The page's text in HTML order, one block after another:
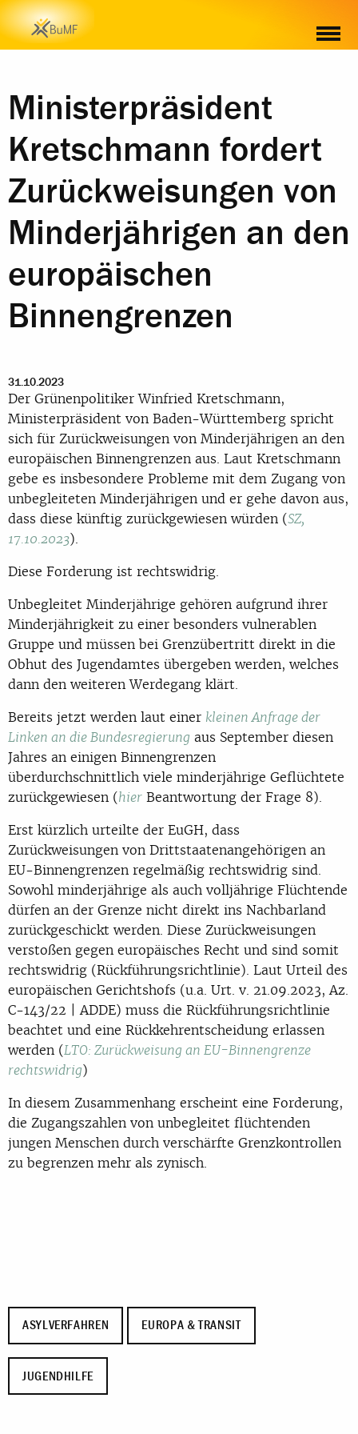
Ministerpräsident
Kretschmann fordert
Zurückweisungen von
Minderjährigen an den
europäischen
Binnengrenzen
31.10.2023
Der Grünenpolitiker Winfried Kretschmann,
Ministerpräsident von Baden-Württemberg spricht
sich für Zurückweisungen von Minderjährigen an den
europäischen Binnengrenzen aus. Laut Kretschmann
gebe es insbesondere Probleme mit dem Zugang von
unbegleiteten Minderjährigen und er gehe davon aus,
dass diese künftig zurückgewiesen würden (SZ,
17.10.2023).
Diese Forderung ist rechtswidrig.
Unbegleitet Minderjährige gehören aufgrund ihrer
Minderjährigkeit zu einer besonders vulnerablen
Gruppe und müssen bei Grenzübertritt direkt in die
Obhut des Jugendamtes übergeben werden, welches
dann den weiteren Werdegang klärt.
Bereits jetzt werden laut einer kleinen Anfrage der
Linken an die Bundesregierung aus September diesen
Jahres an einigen Binnengrenzen
überdurchschnittlich viele minderjährige Geflüchtete
zurückgewiesen (hier Beantwortung der Frage 8).
Erst kürzlich urteilte der EuGH, dass
Zurückweisungen von Drittstaatenangehörigen an
EU-Binnengrenzen regelmäßig rechtswidrig sind.
Sowohl minderjährige als auch volljährige Flüchtende
dürfen an der Grenze nicht direkt ins Nachbarland
zurückgeschickt werden. Diese Zurückweisungen
verstoßen gegen europäisches Recht und sind somit
rechtswidrig (Rückführungsrichtlinie). Laut Urteil des
europäischen Gerichtshofs (u.a. Urt. v. 21.09.2023, Az.
C-143/22 | ADDE) muss die Rückführungsrichtlinie
beachtet und eine Rückkehrentscheidung erlassen
werden (LTO: Zurückweisung an EU-Binnengrenze
rechtswidrig)
In diesem Zusammenhang erscheint eine Forderung,
die Zugangszahlen von unbegleitet flüchtenden
jungen Menschen durch verschärfte Grenzkontrollen
zu begrenzen mehr als zynisch.
ASYLVERFAHREN EUROPA & TRANSIT
JUGENDHILFE